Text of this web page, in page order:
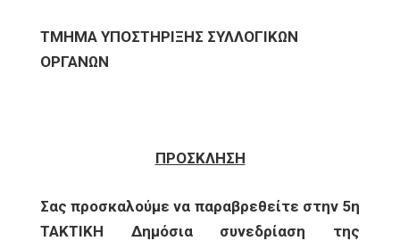
ΤΜΗΜΑ ΥΠΟΣΤΗΡΙΞΗΣ ΣΥΛΛΟΓΙΚΩΝ
ΟΡΓΑΝΩΝ
ΠΡΟΣΚΛΗΣΗ
Σας προσκαλούμε να παραβρεθείτε στην 5η
ΤΑΚΤΙΚΗ Δημόσια συνεδρίαση της